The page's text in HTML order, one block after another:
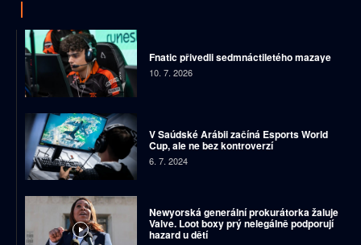
Fnatic přivedli sedmnáctiletého mazaye
10. 7. 2026
V Saúdské Arábii začíná Esports World
Cup, ale ne bez kontroverzí
6. 7. 2024
Newyorská generální prokurátorka žaluje
Valve. Loot boxy prý nelegálně podporují
hazard u dětí